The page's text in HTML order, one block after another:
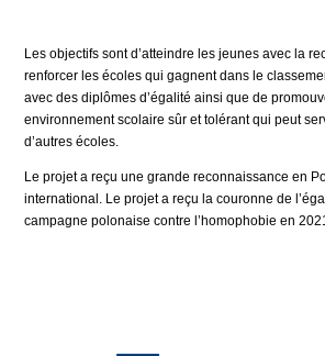
Les objectifs sont d’atteindre les jeunes avec la
renforcer les écoles qui gagnent dans le
avec des diplômes d’égalité ainsi que de
environnement scolaire sûr et tolérant qui peut
d’autres écoles.
Le projet a reçu une grande reconnaissance en
international. Le projet a reçu la couronne de
campagne polonaise contre l’homophobie en